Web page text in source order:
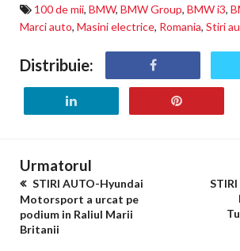
100 de mii, BMW, BMW Group, BMW i3,
Marci auto, Masini electrice, Romania, Stiri
Distribuie:
Urmatorul
STIRI AUTO-Hyundai
Motorsport a urcat pe
podium in Raliul Marii
Britanii